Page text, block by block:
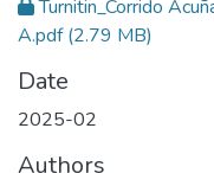
Turnitin_Corrido
A.pdf(2.79 MB)
Date
2025-02
Authors